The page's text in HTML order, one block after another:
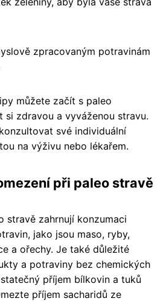
zpracovaným potravinám
můžete začít s paleo
si zdravou a vyváženou stravu.
své individuální
na výživu nebo lékařem.
při paleo stravě
stravě zahrnují konzumaci
jako jsou maso, ryby,
a ořechy. Je také důležité
a potraviny bez chemických
příjem bílkovin a tuků
příjem sacharidů ze